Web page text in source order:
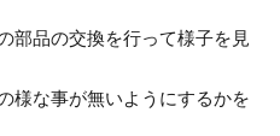
部品の交換を行って様子を見
様な事が無いようにするかを